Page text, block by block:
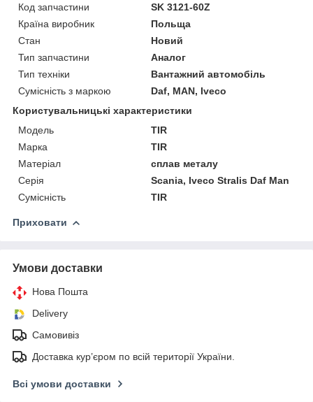
Код запчастини
SK 3121-60Z
Країна виробник
Польща
Стан
Новий
Тип запчастини
Аналог
Тип техніки
Вантажний автомобіль
Сумісність з маркою
Daf, MAN, Iveco
Користувальницькі характеристики
Мoдель
TIR
Марка
TIR
Матеріал
сплав металу
Серія
Scania, Iveco Stralis Daf Man
Сумісність
TIR
Приховати
Умови доставки
Нова Пошта
Delivery
Самовивіз
Доставка кур’єром по всій території України.
Всі умови доставки